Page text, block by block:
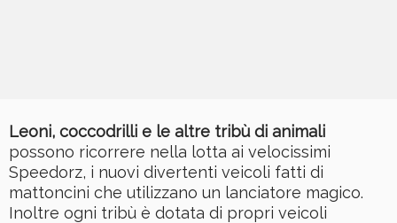
Leoni, coccodrilli e le altre tribù di animali
possono ricorrere nella lotta ai velocissimi
Speedorz, i nuovi divertenti veicoli fatti di
mattoncini che utilizzano un lanciatore magico.
Inoltre ogni tribù è dotata di propri veicoli